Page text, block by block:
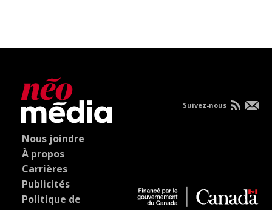
Nous joindre
À propos
Carrières
Publicités
Politique de
Suivez-nous